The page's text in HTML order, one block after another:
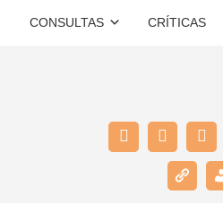
CONSULTAS CRÍTICAS